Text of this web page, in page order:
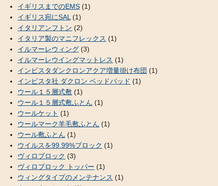
イギリスまでのEMS (1)
イギリス宛にSAL (1)
イタリアンフトン (2)
イタリア製のマニフレックス (1)
イルマーレウィング (3)
イルマーレウイングマットレス (1)
インビスタダンクロンアクア増量掛け布団 (1)
インビスタ社 ダクロン ベッドパッド (1)
ウール１５層式敷 (1)
ウール１５層式敷ふとん (1)
ウールケット (1)
ウールマーク羊毛敷ふとん (1)
ウール敷ふとん (1)
ウイルスを99.99%ブロック (1)
ヴィロブロック (3)
ヴィロブロック トッパー (1)
ウィングタイプのメンテナンス (1)